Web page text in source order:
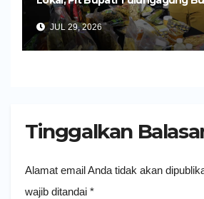
Impor dan Ekspor Produk UMKM
JUL 29, 2026
Tinggalkan
Alamat email Anda tidak akan
wajib ditandai *